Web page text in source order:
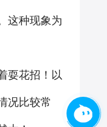
这种现象为
耍花招！以
况比较常